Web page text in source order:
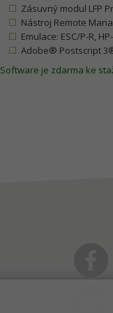
Zásuvný modul LFP
Nástroj Remote
Emulace: ESC/P-R,
Adobe® Postscript
Software je zdarma ke